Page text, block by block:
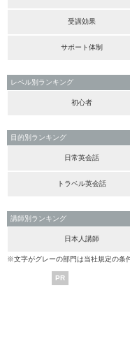
受講効果
サポート体制
レベル別ランキング
初心者
目的別ランキング
日常英会話
トラベル英会話
講師別ランキング
日本人講師
※文字がグレーの部門は当社規定の条
PR